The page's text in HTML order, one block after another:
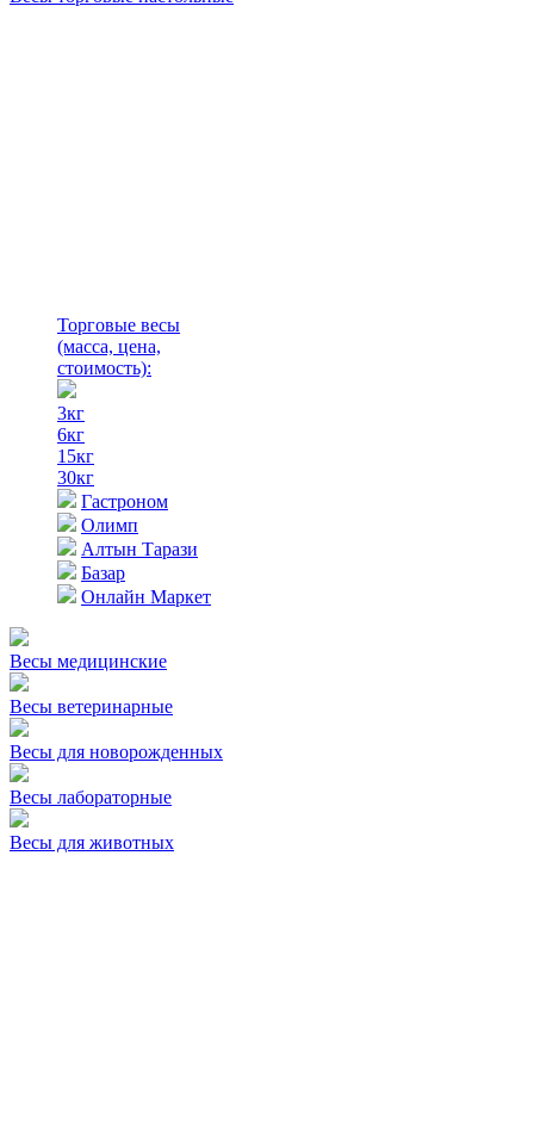
Торговые весы
(масса, цена,
стоимость):
3кг
6кг
15кг
30кг
Гастроном
Олимп
Алтын Тарази
Базар
Онлайн Маркет
Весы медицинские
Весы ветеринарные
Весы для новорожденных
Весы лабораторные
Весы для животных